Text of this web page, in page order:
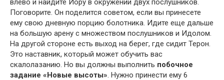
Поговорите. Он поделится советом, если вы принесете
ему свою дневную порцию болотника. Идите еще дальше
на большую арену с множеством послушников и Идолом.
На другой стороне есть выход на берег, где сидит Терон.
Это наставник, который может обучить вас
скалолазанию. Но вы должны выполнить побочное
задание «Новые высоты» . Нужно принести ему 6